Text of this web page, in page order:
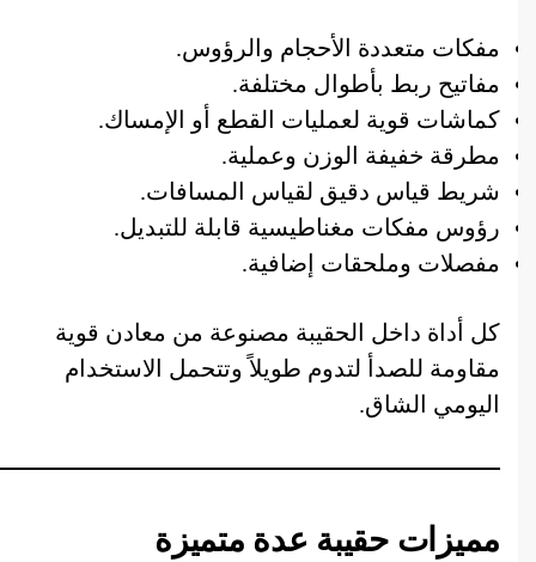
مفكات متعددة الأحجام والرؤوس.
مفاتيح ربط بأطوال مختلفة.
كماشات قوية لعمليات القطع أو الإمساك.
مطرقة خفيفة الوزن وعملية.
شريط قياس دقيق لقياس المسافات.
رؤوس مفكات مغناطيسية قابلة للتبديل.
مفصلات وملحقات إضافية.
كل أداة داخل الحقيبة مصنوعة من معادن قوية
مقاومة للصدأ لتدوم طويلاً وتتحمل الاستخدام
اليومي الشاق.
مميزات حقيبة عدة متميزة